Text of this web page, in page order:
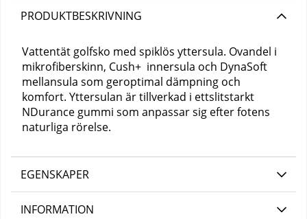
PRODUKTBESKRIVNING
Vattentät golfsko med spiklös yttersula. Ovandel i
mikrofiberskinn, Cush+ innersula och DynaSoft
mellansula som geroptimal dämpning och
komfort. Yttersulan är tillverkad i ettslitstarkt
NDurance gummi som anpassar sig efter fotens
naturliga rörelse.
EGENSKAPER
INFORMATION